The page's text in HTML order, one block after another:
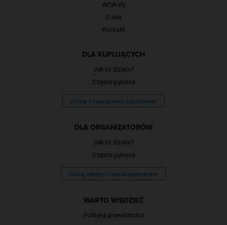
Artykuły
O nas
Kontakt
DLA KUPUJĄCYCH
Jak to działa?
Częste pytania
Dodaj / zaproponuj ogłoszenie
DLA ORGANIZATORÓW
Jak to działa?
Częste pytania
Dodaj ofertę i zostań partnerem
WARTO WIEDZIEĆ
Polityka prywatności